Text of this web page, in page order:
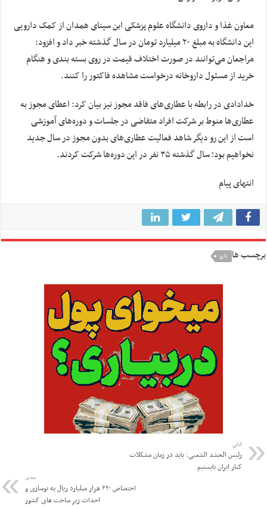
معاون غذا و داروی دانشگاه علوم پزشکی ابن سینای همدان از کمک دارویی
این دانشگاه به مبلغ ۲۰ میلیارد تومان در سال گذشته خبر داد و افزود:
مراجعان می‌توانند در صورت اختلاف قیمت در روی بسته بندی و هنگام
خرید از مسئول داروخانه درخواست مشاهده فاکتور را کنند.
خدادادی در رابطه با عطاری‌های فاقد مجوز نیز بیان کرد: اعطای مجوز به
عطاری‌ها منوط بر شرکت افراد متقاضی در جلسات و دوره‌های آموزشی
است از این رو دیگر شاهد فعالیت عطاری‌های بدون مجوز در سال جدید
نخواهیم بود؛ سال گذشته ۳۵ نفر در این دوره‌ها شرکت کردند.
انتهای پیام
برچسب ها دارو
قبلی
رئیس الحشد الشعبی: باید در زمان مشکلات
کنار ایران بایستیم
بعدی
اختصاص ۶۲۰ هزار میلیارد ریال به نوسازی و
احداث زیر ساخت های کشور